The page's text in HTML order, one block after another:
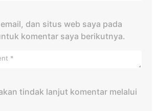
dan situs web saya pada
komentar saya berikutnya.
tindak lanjut komentar melalui